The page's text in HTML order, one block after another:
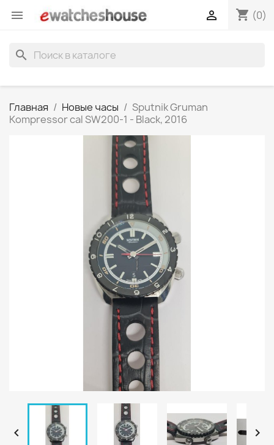
 shopping_cart (0)

search
Главная Новые часы
Sputnik Gruman
Kompressor cal SW200-1 - Black, 2016
 